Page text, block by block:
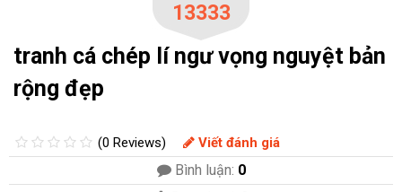
13333
tranh cá chép lí ngư vọng nguyệt bản
rộng đẹp
(0 Reviews) Viết đánh giá
Bình luận: 0